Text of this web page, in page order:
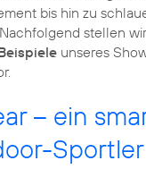
bis hin zu
stellen
unseres
– ein
Sportler